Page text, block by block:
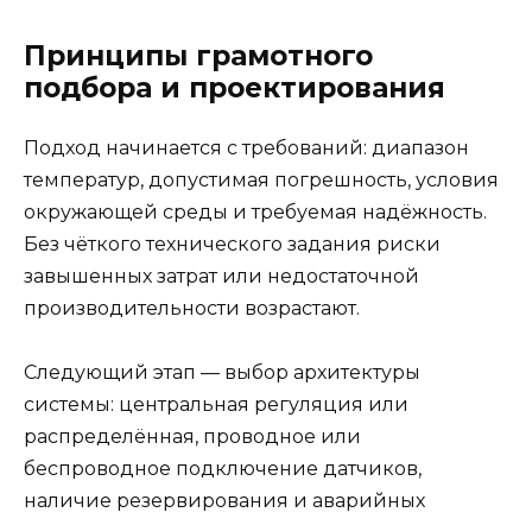
Принципы грамотного
подбора и проектирования
Подход начинается с требований: диапазон
температур, допустимая погрешность, условия
окружающей среды и требуемая надёжность.
Без чёткого технического задания риски
завышенных затрат или недостаточной
производительности возрастают.
Следующий этап — выбор архитектуры
системы: центральная регуляция или
распределённая, проводное или
беспроводное подключение датчиков,
наличие резервирования и аварийных